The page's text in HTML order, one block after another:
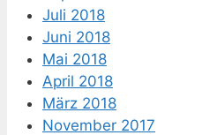
Juli 2018
Juni 2018
Mai 2018
April 2018
März 2018
November 2017